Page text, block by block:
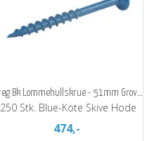
250 Stk. Blue-Kote Skive Hode
474,-